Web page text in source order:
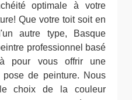
optimale à votre
Que votre toit soit en
autre type, Basque
professionnel basé
pour vous offrir une
de peinture. Nous
choix de la couleur